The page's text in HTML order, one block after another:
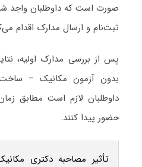
صورت است که داوطلبان واجد
ثبت‌نام و ارسال مدارک اقدام
پس از بررسی مدارک اولیه،
بدون آزمون مکانیک –
داوطلبان لازم است مطابق
حضور پیدا کنند.
تأثیر مصاحبه دکتری